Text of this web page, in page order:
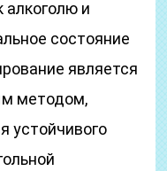
алкоголю и
состояние
является
методом,
устойчивого